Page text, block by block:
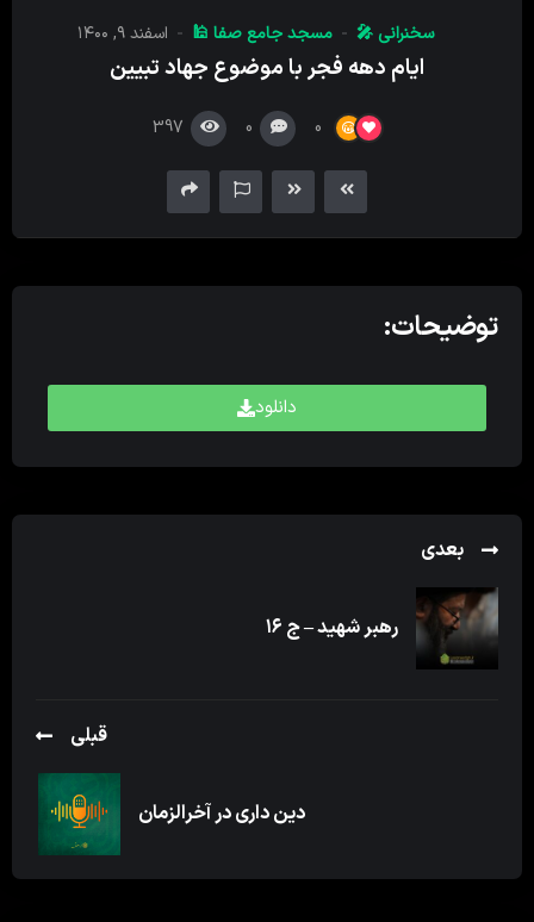
سخنرانی 🎤 مسجد جامع صفا 🕌 اسفند ۹, ۱۴۰۰
ایام دهه فجر با موضوع جهاد تبیین
0
0
397
توضیحات:
دانلود
بعدی
رهبر شهید – ج ۱۶
قبلی
دین داری در آخرالزمان